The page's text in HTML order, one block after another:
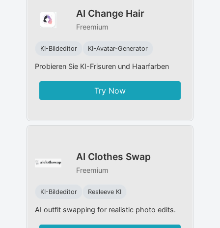
AI Change Hair
Freemium
KI-Bildeditor KI-Avatar-Generator
Probieren Sie KI-Frisuren und Haarfarben
Try Now
AI Clothes Swap
Freemium
KI-Bildeditor Resleeve KI
AI outfit swapping for realistic photo edits.